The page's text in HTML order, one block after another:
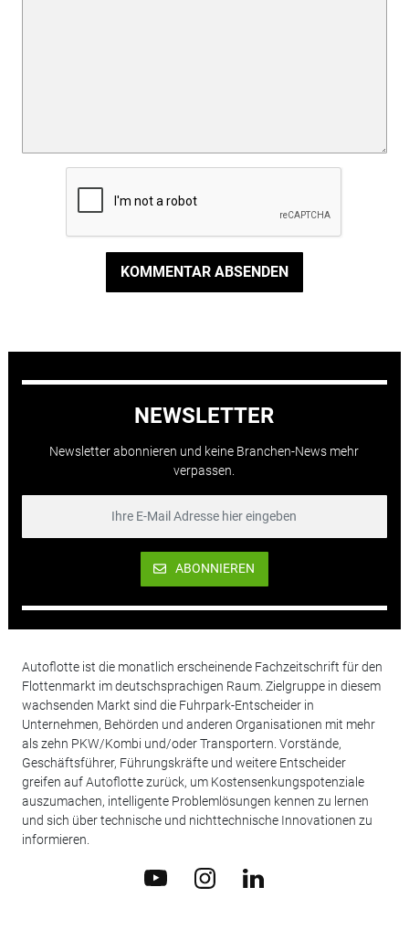
KOMMENTAR ABSENDEN
NEWSLETTER
Newsletter abonnieren und keine Branchen-News mehr
verpassen.
ABONNIEREN
Autoflotte ist die monatlich erscheinende Fachzeitschrift für den
Flottenmarkt im deutschsprachigen Raum. Zielgruppe in diesem
wachsenden Markt sind die Fuhrpark-Entscheider in
Unternehmen, Behörden und anderen Organisationen mit mehr
als zehn PKW/Kombi und/oder Transportern. Vorstände,
Geschäftsführer, Führungskräfte und weitere Entscheider
greifen auf Autoflotte zurück, um Kostensenkungspotenziale
auszumachen, intelligente Problemlösungen kennen zu lernen
und sich über technische und nichttechnische Innovationen zu
informieren.